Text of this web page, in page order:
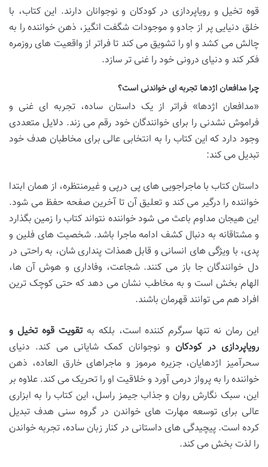
قوه تخیل و رویاپردازی در کودکان و نوجوانان دارند. این کتاب، با
خلق دنیایی پر از جادو و موجودات شگفت انگیز، ذهن خواننده را به
چالش می کشد و او را تشویق می کند تا فراتر از واقعیت های روزمره
فکر کند و دنیای درونی خود را غنی تر سازد.
چرا مدافعان اژدها تجربه ای خواندنی است؟
«مدافعان اژدها» فراتر از یک داستان ساده، تجربه ای غنی و
فراموش نشدنی را برای خوانندگان خود رقم می زند. دلایل متعددی
وجود دارد که این کتاب را به انتخابی عالی برای مخاطبان هدف خود
تبدیل می کند:
داستان کتاب با ماجراجویی های پی درپی و غیرمنتظره، از همان ابتدا
خواننده را درگیر می کند و تعلیق آن تا آخرین صفحه حفظ می شود.
این هیجان مداوم باعث می شود خواننده نتواند کتاب را زمین بگذارد
و مشتاقانه به دنبال کشف ادامه ماجرا باشد. شخصیت های فلین و
پدی، با ویژگی های انسانی و قابل همذات پنداری شان، به راحتی در
دل خوانندگان جا باز می کنند. شجاعت، وفاداری و هوش آن ها،
الهام بخش است و به مخاطب نشان می دهد که حتی کوچک ترین
افراد هم می توانند قهرمان باشند.
این رمان نه تنها سرگرم کننده است، بلکه بهتقویت قوه تخیل و
رویاپردازی در کودکان و نوجوانان کمک شایانی می کند. دنیای
سحرآمیز اژدهایان، جزیره مرموز و ماجراهای خارق العاده، ذهن
خواننده را به پرواز درمی آورد و خلاقیت او را تحریک می کند. علاوه بر
این، سبک نگارش روان و جذاب جیمز راسل، این کتاب را به ابزاری
عالی برای توسعه مهارت های خواندن در گروه سنی هدف تبدیل
کرده است. پیچیدگی های داستانی در کنار زبان ساده، تجربه خواندن
را لذت بخش می کند.